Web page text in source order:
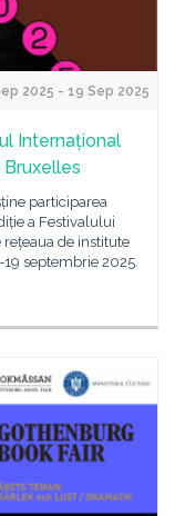
2025 - 19 Sep 2025
Internațional
Bruxelles
participarea
a Festivalului
rețeaua de institute
septembrie 2025.